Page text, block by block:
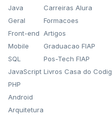
Java
Geral
Front-end
Mobile
SQL
JavaScript
PHP
Android
Arquitetura
Carreiras Alura
Formacoes
Artigos
Graduacao FIAP
Pos-Tech FIAP
Livros Casa do